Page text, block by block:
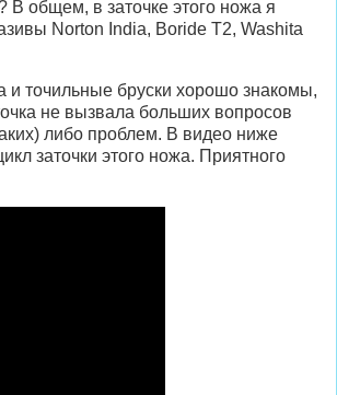
В общем, в заточке этого ножа я
Norton India, Boride Т2, Washita
и точильные бруски хорошо знакомы,
не вызвала больших вопросов
либо проблем. В видео ниже
заточки этого ножа. Приятного